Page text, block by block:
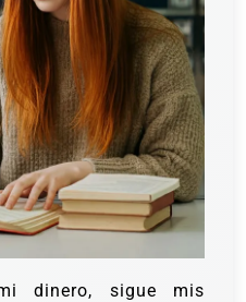
dinero, sigue mis